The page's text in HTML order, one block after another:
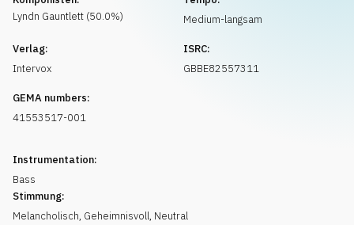
Lyndn Gauntlett (50.0%)
Medium-langsam
Verlag:
Intervox
ISRC:
GBBE82557311
GEMA numbers:
41553517-001
Instrumentation:
Bass
Stimmung:
Melancholisch, Geheimnisvoll, Neutral